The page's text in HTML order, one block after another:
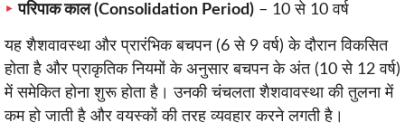
परिपाक काल (Consolidation Period) – 10 से 10 वर्ष
यह शैशवावस्था और प्रारंभिक बचपन (6 से 9 वर्ष) के दौरान विकसित
होता है और प्राकृतिक नियमों के अनुसार बचपन के अंत (10 से 12 वर्ष)
में समेकित होना शुरू होता है। उनकी चंचलता शैशवावस्था की तुलना में
कम हो जाती है और वयस्कों की तरह व्यवहार करने लगती है।